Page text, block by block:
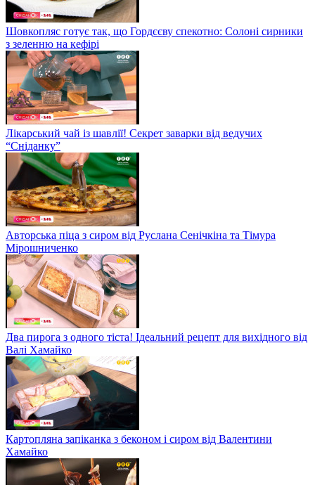
Шовкопляс готує так, що Гордєєву спекотно: Солоні сирники
з зеленню на кефірі
Лікарський чай із шавлії! Секрет заварки від ведучих
“Сніданку”
Авторська піца з сиром від Руслана Сенічкіна та Тімура
Мірошниченко
Два пирога з одного тіста! Ідеальний рецепт для вихідного від
Валі Хамайко
Картопляна запіканка з беконом і сиром від Валентини
Хамайко